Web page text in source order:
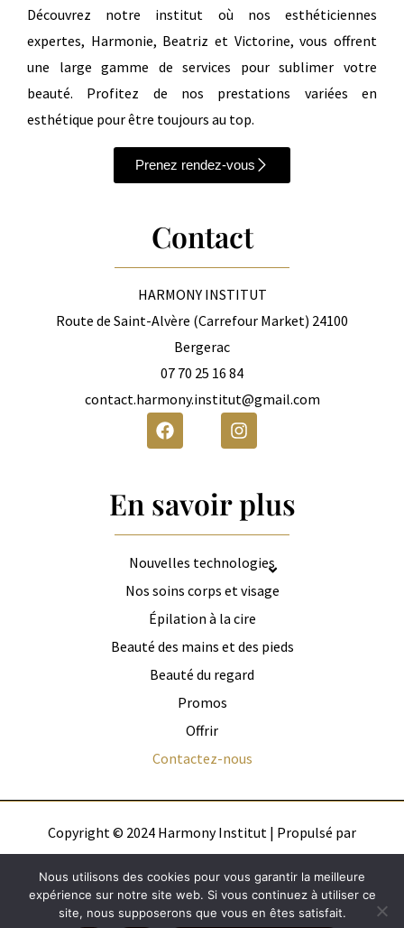
Découvrez notre institut où nos esthéticiennes
expertes, Harmonie, Beatriz et Victorine, vous offrent
une large gamme de services pour sublimer votre
beauté. Profitez de nos prestations variées en
esthétique pour être toujours au top.
Prenez rendez-vous
Contact
HARMONY INSTITUT
Route de Saint-Alvère (Carrefour Market) 24100
Bergerac
07 70 25 16 84
contact.harmony.institut@gmail.com
F
a
c
o
I
n
s
g
r
m
En savoir plus
Nouvelles technologies
Nos soins corps et visage
Épilation à la cire
Beauté des mains et des pieds
Beauté du regard
Promos
Offrir
Contactez-nous
Copyright © 2024 Harmony Institut | Propulsé par
Octowebdesign
Politique de confidentialitéMentions légales
Nous utilisons des cookies pour vous garantir la meilleure
expérience sur notre site web. Si vous continuez à utiliser ce
site, nous supposerons que vous en êtes satisfait.